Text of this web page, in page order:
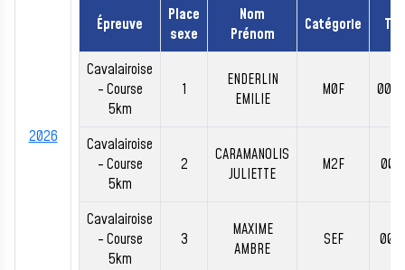
2026
Épreuve
Place
sexe
Nom
Prénom
Catégorie
Cavalairoise
- Course
5km
1
ENDERLIN
EMILIE
M0F
Cavalairoise
- Course
5km
2
CARAMANOLIS
JULIETTE
M2F
Cavalairoise
- Course
5km
3
MAXIME
AMBRE
SEF